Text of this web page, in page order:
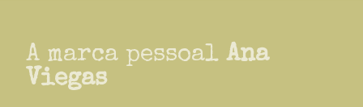
A marca pessoalAna
Viegas